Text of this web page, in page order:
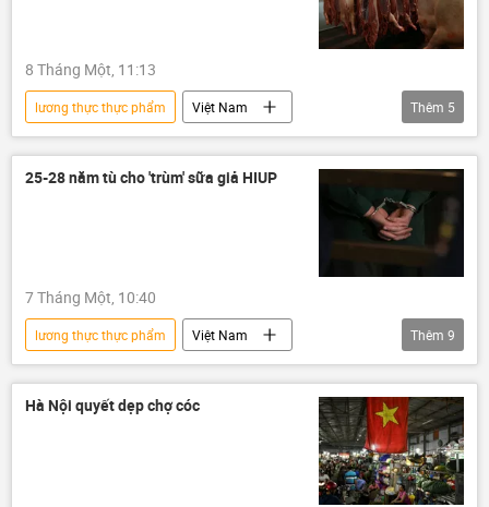
8 Tháng Một, 11:13
lương thực thực phẩm
Việt Nam
thông tin
lợn
dịch tả lợn Châu Phi
bệnh cúm lợn
thực phẩm
Thêm 5
25-28 năm tù cho 'trùm' sữa giả HIUP
7 Tháng Một, 10:40
lương thực thực phẩm
Việt Nam
Pháp luật
vi phạm
tội phạm
sai phạm
sữa
Thêm 9
Hà Nội quyết dẹp chợ cóc